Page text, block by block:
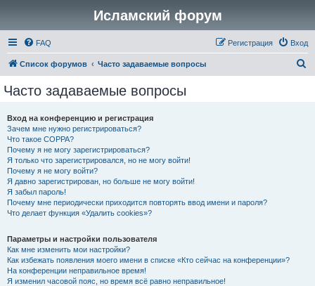
Исламский форум
FAQ Вход
Регистрация
Список форумов Часто задаваемые вопросы
Часто задаваемые вопросы
Вход на конференцию и регистрация
Зачем мне нужно регистрироваться?
Что такое COPPA?
Почему я не могу зарегистрироваться?
Я только что зарегистрировался, но не могу войти!
Почему я не могу войти?
Я давно зарегистрирован, но больше не могу войти!
Я забыл пароль!
Почему мне периодически приходится повторять ввод имени и пароля?
Что делает функция «Удалить cookies»?
Параметры и настройки пользователя
Как мне изменить мои настройки?
Как избежать появления моего имени в списке «Кто сейчас на конференции»?
На конференции неправильное время!
Я изменил часовой пояс, но время всё равно неправильное!